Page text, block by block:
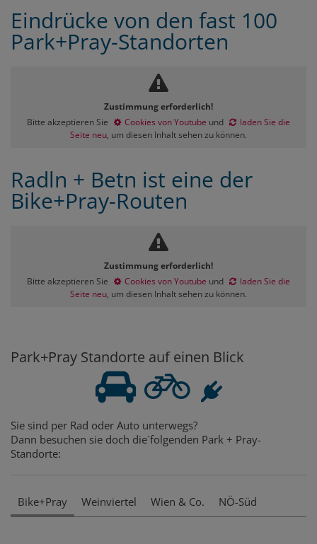
Eindrücke von den fast 100
Park+Pray-Standorten
Zustimmung erforderlich!
Bitte akzeptieren Sie
Cookies von Youtube und
laden Sie die
Seite neu, um diesen Inhalt sehen zu können.
Radln + Betn ist eine der
Bike+Pray-Routen
Zustimmung erforderlich!
Bitte akzeptieren Sie
Cookies von Youtube und
laden Sie die
Seite neu, um diesen Inhalt sehen zu können.
Park+Pray Standorte auf einen Blick
Sie sind per Rad oder Auto unterwegs?
Dann besuchen sie doch die´folgenden Park + Pray-
Standorte:
Bike+Pray Weinviertel Wien & Co. NÖ-Süd